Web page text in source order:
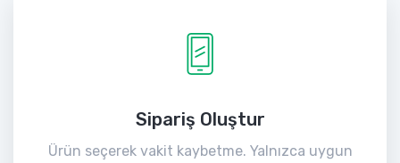
Sipariş Oluştur
Ürün seçerek vakit kaybetme. Yalnızca uygun